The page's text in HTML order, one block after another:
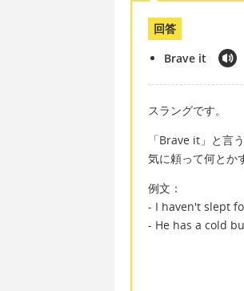
回答
Brave it
スラングです。
「Brave it」と言
気に頼って何とか
例文：
- I haven't slept
- He has a cold